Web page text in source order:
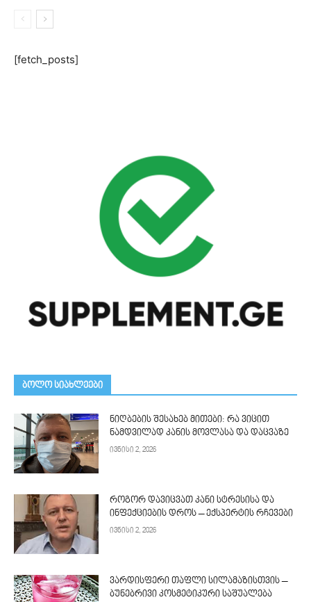
[fetch_posts]
ᲑᲝᲚᲝ ᲡᲘᲐᲮᲚᲔᲔᲑᲘ
ნიღბების შესახებ მითები: რა ვიცით
ნამდვილად კანის მოვლასა და დაცვაზე
ივნისი 2, 2026
როგორ დავიცვათ კანი სტრესისა და
ინფექციების დროს – ექსპერტის რჩევები
ივნისი 2, 2026
ვარდისფერი თაფლი სილამაზისთვის –
ბუნებრივი კოსმეტიკური საშუალება